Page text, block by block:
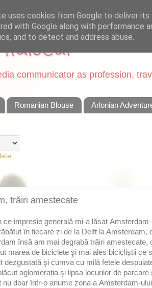
communicator as profession,
Romanian Blouse Arlonian
trăiri amestecate
ce impresie generală mi-a lăsat
în fiecare zi de la Delft la
însă am mai degrabă trăiri
marea de biciclete şi mai ales bicicliștii
dezgustată şi cumva cu milă fetele
aglomerația şi lipsa locurilor de
nu doar într-o anume zona a Amsterdam-
uses cookies from Google to deliver
with Google along with performance
and to detect and address abuse.